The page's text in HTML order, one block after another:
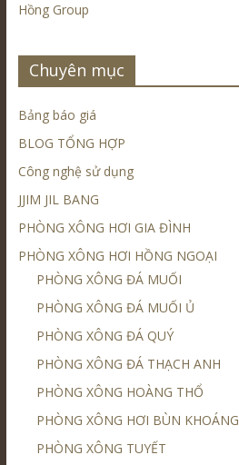
Hồng Group
Chuyên mục
Bảng báo giá
BLOG TỔNG HỢP
Công nghệ sử dụng
JJIM JIL BANG
PHÒNG XÔNG HƠI GIA ĐÌNH
PHÒNG XÔNG HƠI HỒNG NGOẠI
PHÒNG XÔNG ĐÁ MUỐI
PHÒNG XÔNG ĐÁ MUỐI Ủ
PHÒNG XÔNG ĐÁ QUÝ
PHÒNG XÔNG ĐÁ THẠCH ANH
PHÒNG XÔNG HOÀNG THỔ
PHÒNG XÔNG HƠI BÙN KHOÁNG
PHÒNG XÔNG TUYẾT